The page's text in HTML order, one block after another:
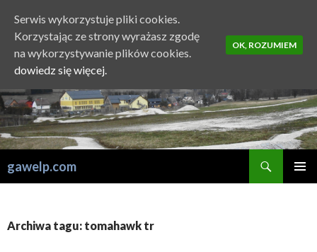
gawelp.com
Archiwa tagu: tomahawk tr
Serwis wykorzystuje pliki cookies.
Korzystając ze strony wyrażasz zgodę
na wykorzystywanie plików cookies.
dowiedz się więcej.
OK, ROZUMIEM